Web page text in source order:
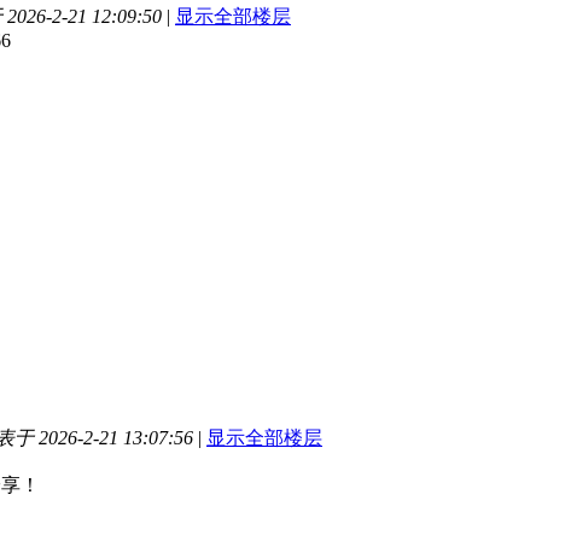
2-21 12:09:50 | 显示全部楼层
于 2026-2-21 13:07:56 | 显示全部楼层
！